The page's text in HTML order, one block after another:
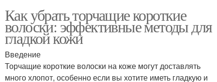
Как убрать торчащие короткие
волоски: эффективные методы для
гладкой кожи
Введение
Торчащие короткие волоски на коже могут доставлять
много хлопот, особенно если вы хотите иметь гладкую и